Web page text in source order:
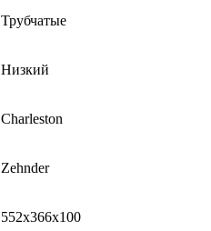
Трубчатые
Низкий
Charleston
Zehnder
552x366x100